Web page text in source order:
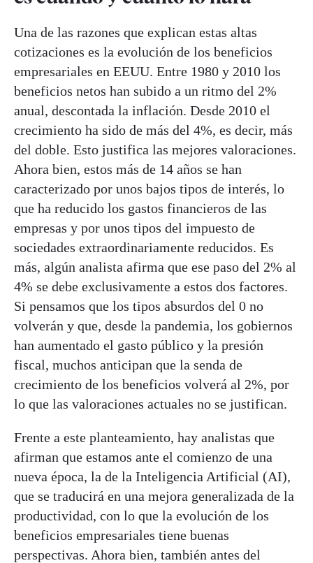
Una de las razones que explican estas altas
cotizaciones es la evolución de los beneficios
empresariales en EEUU. Entre 1980 y 2010 los
beneficios netos han subido a un ritmo del 2%
anual, descontada la inflación. Desde 2010 el
crecimiento ha sido de más del 4%, es decir, más
del doble. Esto justifica las mejores valoraciones.
Ahora bien, estos más de 14 años se han
caracterizado por unos bajos tipos de interés, lo
que ha reducido los gastos financieros de las
empresas y por unos tipos del impuesto de
sociedades extraordinariamente reducidos. Es
más, algún analista afirma que ese paso del 2% al
4% se debe exclusivamente a estos dos factores.
Si pensamos que los tipos absurdos del 0 no
volverán y que, desde la pandemia, los gobiernos
han aumentado el gasto público y la presión
fiscal, muchos anticipan que la senda de
crecimiento de los beneficios volverá al 2%, por
lo que las valoraciones actuales no se justifican.
Frente a este planteamiento, hay analistas que
afirman que estamos ante el comienzo de una
nueva época, la de la Inteligencia Artificial (AI),
que se traducirá en una mejora generalizada de la
productividad, con lo que la evolución de los
beneficios empresariales tiene buenas
perspectivas. Ahora bien, también antes del